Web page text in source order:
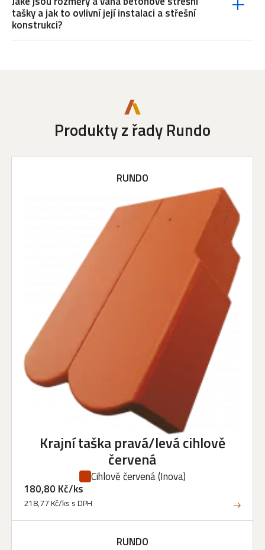
tašky a jak to ovlivní její instalaci a střešní
konstrukci?
Produkty z řady Rundo
RUNDO
Krajní taška pravá/levá cihlově
červená
Cihlově červená(Inova)
180,80 Kč/ks
218,77 Kč/ks s DPH
RUNDO